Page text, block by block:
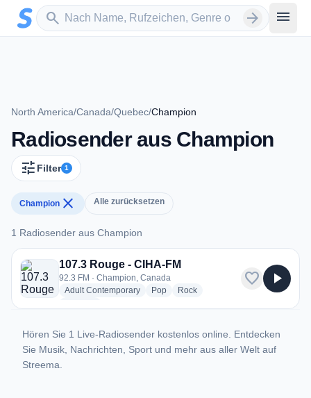
Zum Hauptinhalt springen
search
Sender suchen arrow_forward menu
North America/Canada/Quebec/Champion
Radiosender aus Champion
tune Filter 1
Champion close Alle zurücksetzen
1 Radiosender aus Champion
1 Radiosender aus Champion
107.3 Rouge - CIHA-FM
92.3 FM · Champion, Canada
Adult Contemporaryradio stations
Popradio stations
Rockradio stations
favorite play_arrow
Hören Sie 1 Live-Radiosender kostenlos online. Entdecken
Sie Musik, Nachrichten, Sport und mehr aus aller Welt auf
Streema.